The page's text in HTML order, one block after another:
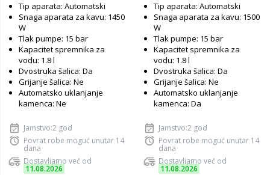
Tip aparata: Automatski
Snaga aparata za kavu: 1450
W
Tlak pumpe: 15 bar
Kapacitet spremnika za
vodu: 1.8 l
Dvostruka šalica: Da
Grijanje šalica: Ne
Automatsko uklanjanje
kamenca: Ne
Jamstvo:2 god
Povrat robe moguć unutar 14
dana
Dostavljamo već od
11.08.2026
Tip aparata: Automatski
Snaga aparata za kavu: 1500
W
Tlak pumpe: 15 bar
Kapacitet spremnika za
vodu: 1.8 l
Dvostruka šalica: Da
Grijanje šalica: Ne
Automatsko uklanjanje
kamenca: Da
Jamstvo:2 god
Povrat robe moguć unutar 14
dana
Dostavljamo već od
11.08.2026